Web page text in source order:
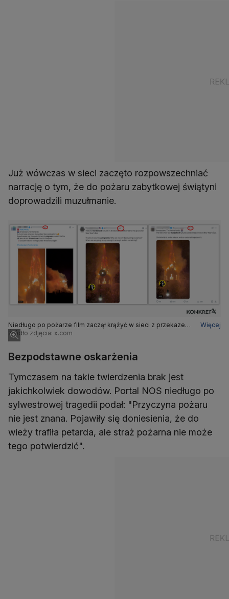
Już wówczas w sieci zaczęto rozpowszechniać
narrację o tym, że do pożaru zabytkowej świątyni
doprowadzili muzułmanie.
Niedługo po pożarze film zaczął krążyć w sieci z przekazem,
że kościół podpalili migranci
Więcej
Źródło zdjęcia: x.com
Bezpodstawne oskarżenia
Tymczasem na takie twierdzenia brak jest
jakichkolwiek dowodów. Portal NOS niedługo po
sylwestrowej tragedii podał: "Przyczyna pożaru
nie jest znana. Pojawiły się doniesienia, że do
wieży trafiła petarda, ale straż pożarna nie może
tego potwierdzić".